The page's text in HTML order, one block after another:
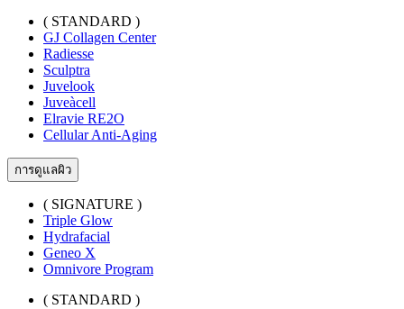
( STANDARD )
GJ Collagen Center
Radiesse
Sculptra
Juvelook
Juveàcell
Elravie RE2O
Cellular Anti-Aging
การดูแลผิว
( SIGNATURE )
Triple Glow
Hydrafacial
Geneo X
Omnivore Program
( STANDARD )